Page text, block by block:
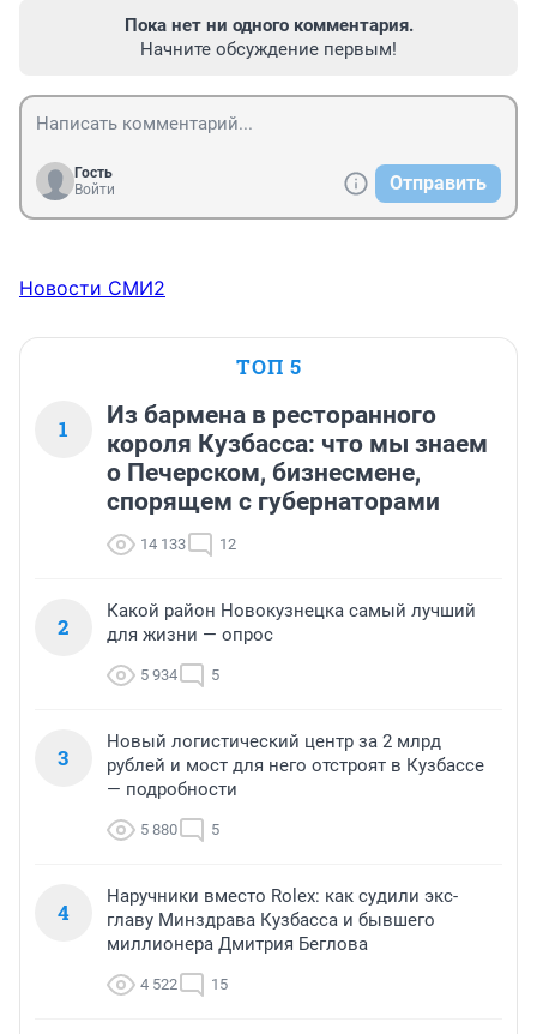
Пока нет ни одного комментария.
Начните обсуждение первым!
Гость
Войти
Отправить
Новости СМИ2
ТОП 5
1
Из бармена в ресторанного
короля Кузбасса: что мы знаем
о Печерском, бизнесмене,
спорящем с губернаторами
14 133 12
2
Какой район Новокузнецка самый лучший
для жизни — опрос
5 934 5
3
Новый логистический центр за 2 млрд
рублей и мост для него отстроят в Кузбассе
— подробности
5 880 5
4
Наручники вместо Rolex: как судили экс-
главу Минздрава Кузбасса и бывшего
миллионера Дмитрия Беглова
4 522 15